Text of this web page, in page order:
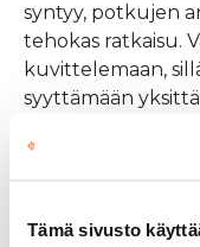
Tämä sivusto
syntyy, potkujen
tehokas ratkaisu.
kuvittelemaan,
syyttämään
juurisyyt
motivoitunut ja
Usein pohjalla on